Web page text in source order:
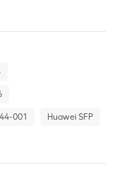
001 Huawei SFP